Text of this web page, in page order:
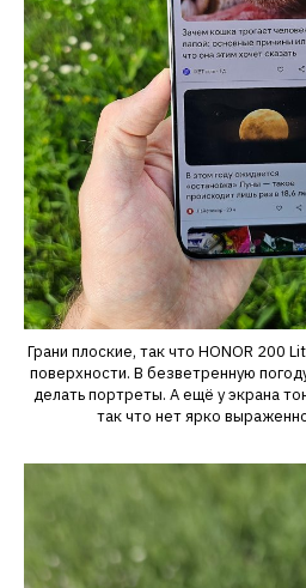
Грани плоские, так что HONOR 200
поверхности. В безветренную
делать портреты. А ещё у экрана
так что нет ярко